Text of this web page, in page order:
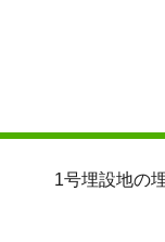
1号埋設地の